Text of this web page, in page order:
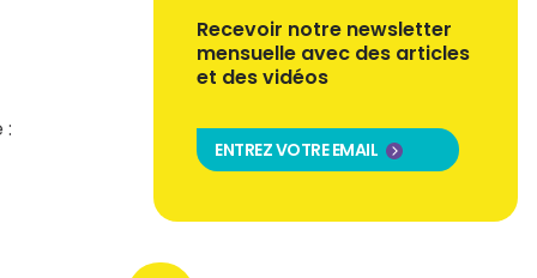
Recevoir notre newsletter
mensuelle avec des articles
et des vidéos
ENTREZ VOTRE EMAIL
: